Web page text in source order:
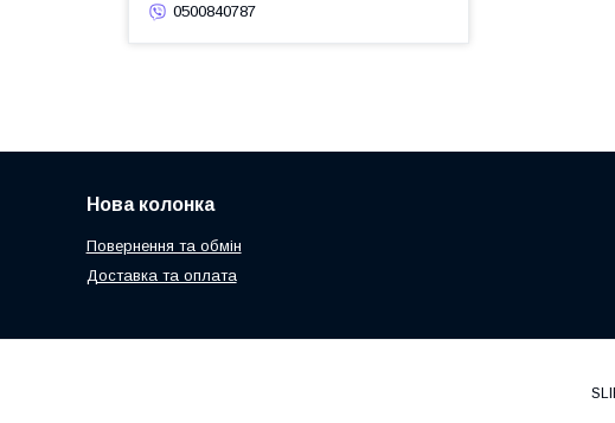
0500840787
Нова колонка
Повернення та обмін
Доставка та оплата